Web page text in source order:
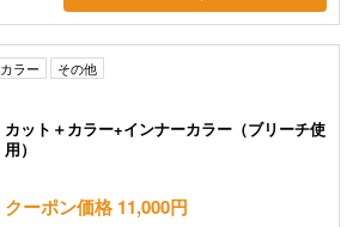
カラー その他
カット＋カラー+インナーカラー（ブリーチ使
用）
クーポン価格 11,000円